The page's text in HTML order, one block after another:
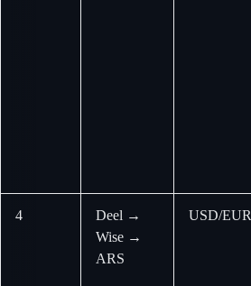
4
Deel →
Wise →
ARS
USD/EUR